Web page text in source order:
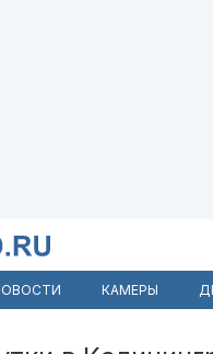
КАМЕРЫ